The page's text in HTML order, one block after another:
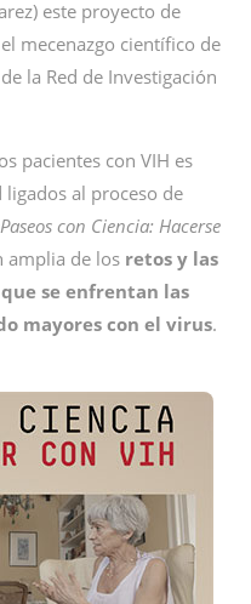
este proyecto de
mecenazgo científico de
la Red de Investigación
pacientes con VIH es
al proceso de
con Ciencia: Hacerse
amplia de los retos y las
se enfrentan las
mayores con el virus.